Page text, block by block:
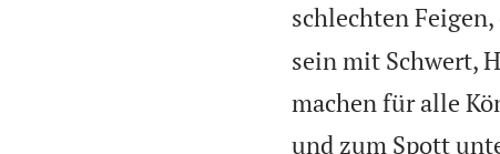
schlechten
sein mit Schwert,
machen für alle
und zum Spott